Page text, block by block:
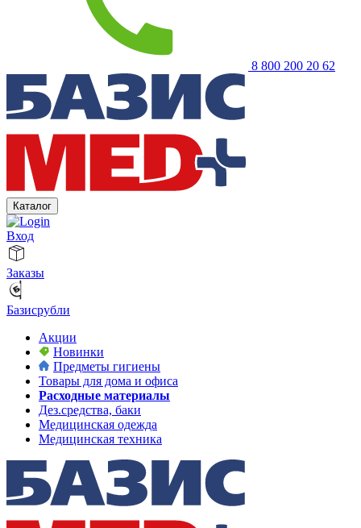
8 800 200 20 62
Каталог
Вход
Заказы
Базисрубли
Акции
Новинки
Предметы гигиены
Товары для дома и офиса
Расходные материалы
Дез.средства, баки
Медицинская одежда
Медицинская техника